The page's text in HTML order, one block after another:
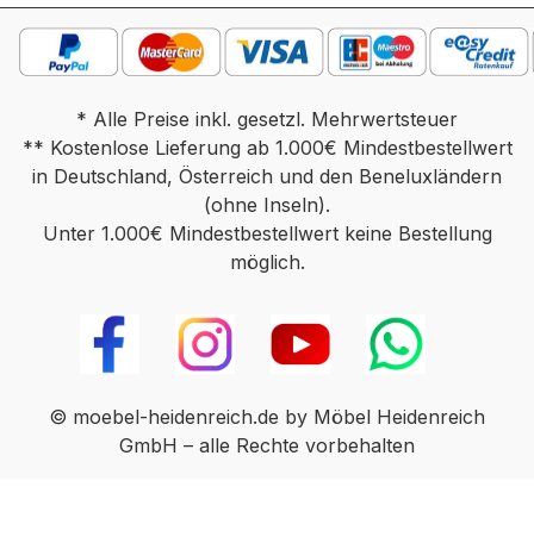
nach hinten um z.B. bequem an den
Nachtschrank zu kommen Tempur
Garantie: 5 Jahre Garantie auf das
Wichtige Information:Der Artikel beeinhaltet
keine Matratze Farben können auf
verschiedenen Bildschirmen abweichen.
Deko oder andere Beimöbel sind nicht
enthalten. Abbildung kann abweichen.
* Alle Preise inkl. gesetzl. Mehrwertsteuer
** Kostenlose Lieferung ab 1.000€ Mindestbestellwert
in Deutschland, Österreich und den Beneluxländern
(ohne Inseln).
Unter 1.000€ Mindestbestellwert keine Bestellung
möglich.
© moebel-heidenreich.de by Möbel Heidenreich
GmbH – alle Rechte vorbehalten